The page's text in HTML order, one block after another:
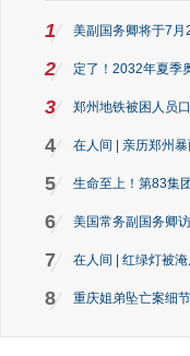
1 美副国务卿将于7
2 定了！2032年夏季
3 郑州地铁被困人员
4 在人间 | 亲历郑州
5 生命至上！第83集
6 美国常务副国务卿
7 在人间 | 红绿灯被
8 重庆姐弟坠亡案细